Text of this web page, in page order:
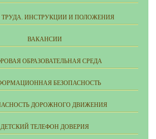
ТРУДА. ИНСТРУКЦИИ И ПОЛОЖЕНИЯ
ВАКАНСИИ
ОБРАЗОВАТЕЛЬНАЯ СРЕДА
БЕЗОПАСНОСТЬ
ДОРОЖНОГО ДВИЖЕНИЯ
ДЕТСКИЙ ТЕЛЕФОН ДОВЕРИЯ